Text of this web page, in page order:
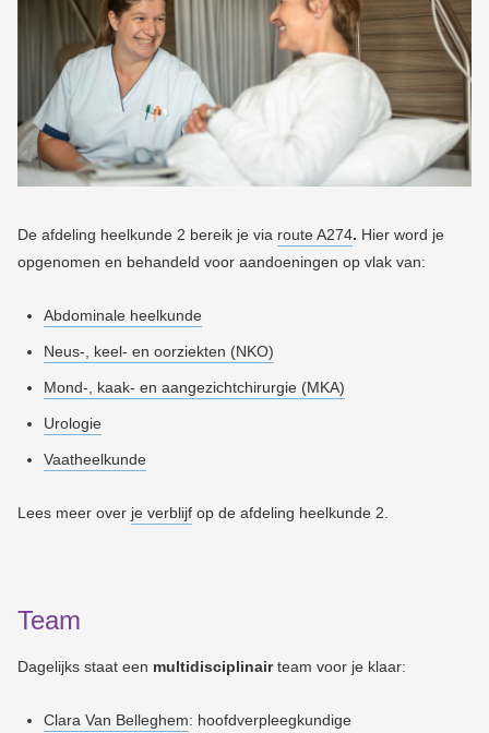
De afdeling heelkunde 2 bereik je via route A274. Hier word je
opgenomen en behandeld voor aandoeningen op vlak van:
Abdominale heelkunde
Neus-, keel- en oorziekten (NKO)
Mond-, kaak- en aangezichtchirurgie (MKA)
Urologie
Vaatheelkunde
Lees meer over je verblijf op de afdeling heelkunde 2.
Team
Dagelijks staat een multidisciplinairteam voor je klaar:
Clara Van Belleghem: hoofdverpleegkundige